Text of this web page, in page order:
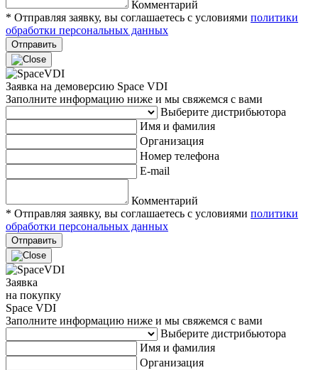
Комментарий
* Отправляя заявку, вы соглашаетесь с условиями политики
обработки персональных данных
Отправить
Заявка на демоверсию Space VDI
Заполните информацию ниже и мы свяжемся с вами
Выберите дистрибьютора
Имя и фамилия
Организация
Номер телефона
E-mail
Комментарий
* Отправляя заявку, вы соглашаетесь с условиями политики
обработки персональных данных
Отправить
Заявка
на покупку
Space VDI
Заполните информацию ниже и мы свяжемся с вами
Выберите дистрибьютора
Имя и фамилия
Организация